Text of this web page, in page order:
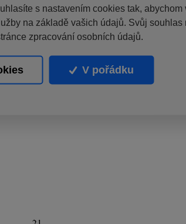
s nastavením cookies tak, abychom
na základě vašich údajů. Svůj souhlas
zpracování osobních údajů.
V pořádku